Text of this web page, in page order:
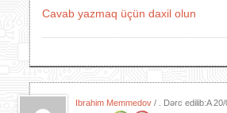
Cavab yazmaq üçün daxil olun
Ibrahim Memmedov / . Dərc edilib:A20/